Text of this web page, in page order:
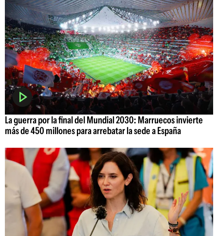
La guerra por la final del Mundial 2030: Marruecos invierte
más de 450 millones para arrebatar la sede a España